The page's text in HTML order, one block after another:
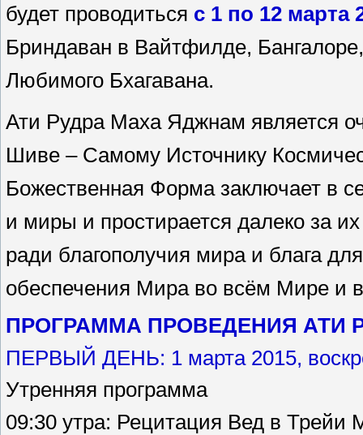
будет проводиться с 1 по 12 марта
Бриндаван в Вайтфилде,
Любимого Бхагавана.
Ати Рудра Маха Яджнам является
Шиве – Самому Источнику
Божественная Форма заключает в
и миры и простирается далеко за
ради благополучия мира и блага
обеспечения Мира во всём Мире и
ПРОГРАММА ПРОВЕДЕНИЯ АТИ
ПЕРВЫЙ ДЕНЬ: 1 марта 2015,
Утренняя программа
09:30 утра: Рецитация Вед в Трейи